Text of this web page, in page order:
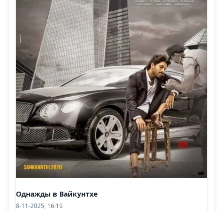
Однажды в Вайкунтхе
8-11-2025, 16:19